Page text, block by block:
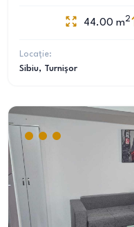
44.00 m2
Locație:
Sibiu, Turnișor